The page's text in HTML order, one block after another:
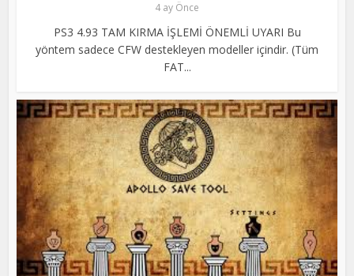
4 ay Önce
PS3 4.93 TAM KIRMA İŞLEMİ ÖNEMLİ UYARI Bu
yöntem sadece CFW destekleyen modeller içindir. (Tüm
FAT...